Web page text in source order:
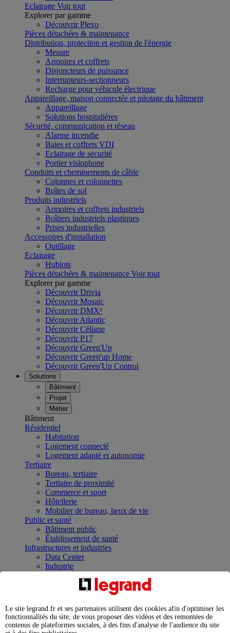
Eclairage Voir tout
Explorer par gamme
Découvrir Plexo
Pièces détachées & maintenance
Distribution, protection et gestion de l'énergie
Mesure
Armoires et coffrets
Disjoncteurs de puissance
Interrupteurs-sectionneurs
Recharge pour véhicule électrique
Appareillage, maison connectée et pilotage du bâtiment
Appareillage
Solutions hospitalières
Sécurité, communication et réseau
Alarme incendie
Baies et coffrets VDI
Eclairage de securité
Portier visiophone
Conduits et cheminements de câble
Colonnes et colonnettes
Boîtes de sol
Produits industriels
Armoires et coffrets industriels
Boîtiers industriels plastiques
Prises industrielles
Accessoires d'installation
Outillage
Eclairage
Hublots
Pièces détachées & maintenance Voir tout
Explorer par gamme
Découvrir Drivia
Découvrir Mosaic
Découvrir DMX³
Découvrir Atlantic
Découvrir Céliane
Découvrir P17
Découvrir Green'Up
Découvrir Green'up Home
Découvrir Green'Up Control
Solutions
Bâtiment
Projet
Métier
Bâtiment
Résidentiel
Habitation
Logement connecté
Logement adapté et autonomie
Tertiaire
Bureau, tertiaire
Tertiaire de proximité
Commerce et sport
Hôtellerie
Mobilier de bureau, lieux de vie
Public et santé
Bâtiment public
Établissement de santé
Infrastructures et industries
Data Center
Industrie
Infrastructures
Contrôler et planifier le fonctionnement des appareils
Répartir et optimiser son tableau électrique
Legrand Data Center Solutions : concentrer les
expertises au service de vos performances
Le site legrand.fr et ses partenaires utilisent des cookies afin d'optimiser les
fonctionnalités du site, de vous proposer des vidéos et des remontées de
contenus de plateformes sociales, à des fins d'analyse de l'audience du site